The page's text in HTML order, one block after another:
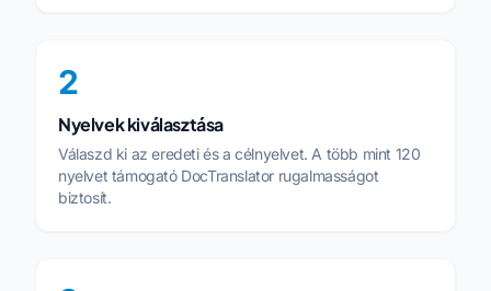
2
Nyelvek kiválasztása
Válaszd ki az eredeti és a célnyelvet. A több mint 120
nyelvet támogató DocTranslator rugalmasságot
biztosít.